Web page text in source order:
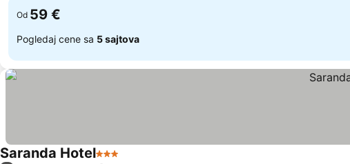
Od 59 €
Pogledaj cene sa 5 sajtova
Saranda Hotel3 Zvezdice